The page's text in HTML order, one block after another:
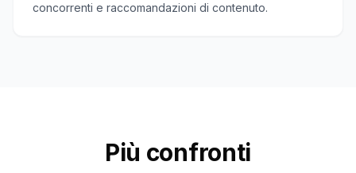
concorrenti e raccomandazioni di contenuto.
Più confronti